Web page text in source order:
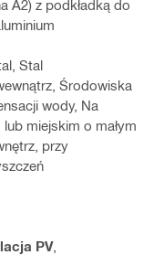
A2) z podkładką do
Stal
Środowiska
wody, Na
miejskim o małym
przy
PV,